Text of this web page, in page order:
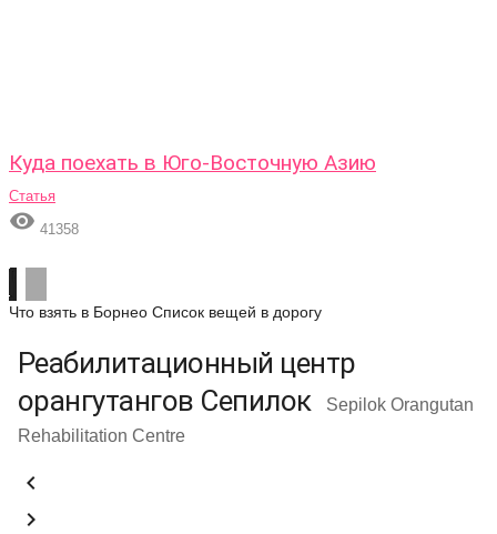
Куда поехать в Юго-Восточную Азию
Статья
 41358
Что взять в Борнео Список вещей в дорогу
Реабилитационный центр
орангутангов Сепилок
Sepilok Orangutan
Rehabilitation Centre

